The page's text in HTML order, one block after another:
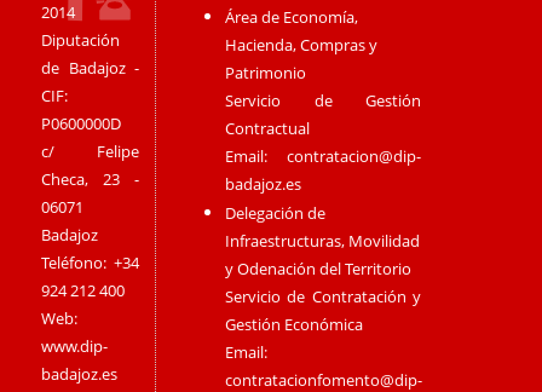
2014
Diputación
de Badajoz -
CIF:
P0600000D
c/ Felipe
Checa, 23 -
06071
Badajoz
Teléfono: +34
924 212 400
Web:
www.dip-
badajoz.es
Área de Economía,
Hacienda, Compras y
Patrimonio
Servicio de Gestión
Contractual
Email:contratacion@dip-
badajoz.es
Delegación de
Infraestructuras, Movilidad
y Odenación del Territorio
Servicio de Contratación y
Gestión Económica
Email:
contratacionfomento@dip-